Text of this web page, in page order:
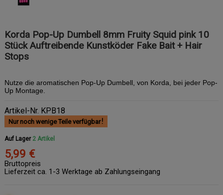
Korda Pop-Up Dumbell 8mm Fruity Squid pink 10
Stück Auftreibende Kunstköder Fake Bait + Hair
Stops
Nutze die aromatischen Pop-Up Dumbell, von Korda, bei jeder Pop-
Up Montage.
Artikel-Nr. KPB18
Nur noch wenige Teile verfügbar
Auf Lager 2 Artikel
5,99 €
Bruttopreis
Lieferzeit ca. 1-3 Werktage ab Zahlungseingang